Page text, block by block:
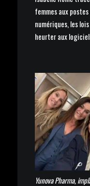
femmes aux
numériques, les
heurter aux
Yunova Pharma,